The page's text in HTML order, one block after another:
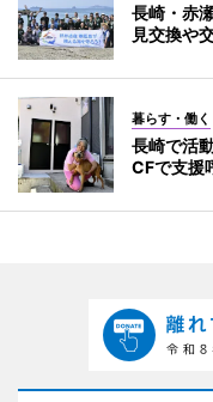
長崎・赤
見交換や
暮らす・働く
長崎で活
CFで支援